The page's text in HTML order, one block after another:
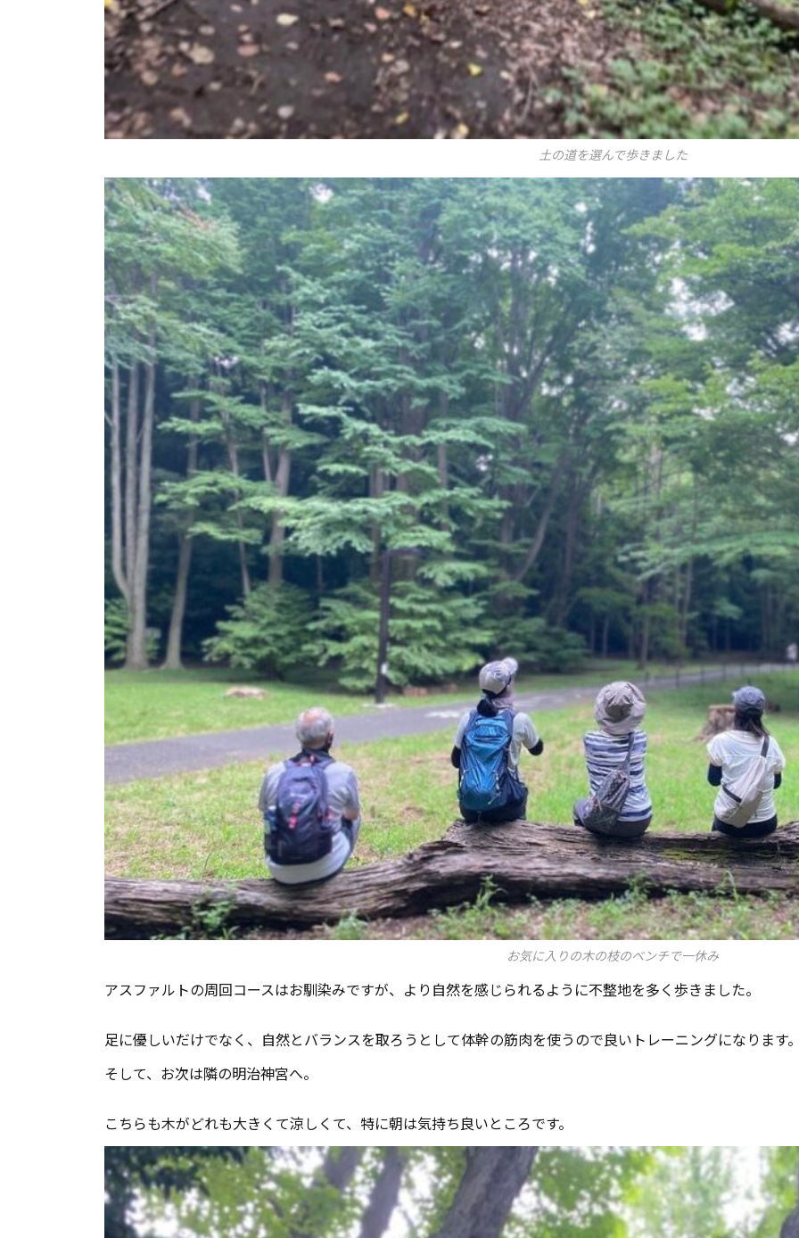
土の道を選んで歩きました
お気に入りの木の枝のベンチで一休み
アスファルトの周回コースはお馴染みですが、より自然を感じられるように不整地を多く歩きました。
足に優しいだけでなく、自然とバランスを取ろうとして体幹の筋肉を使うので良いトレーニングになります
そして、お次は隣の明治神宮へ。
こちらも木がどれも大きくて涼しくて、特に朝は気持ち良いところです。